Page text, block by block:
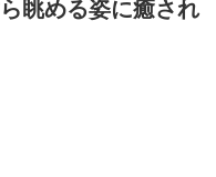
眺める姿に癒され